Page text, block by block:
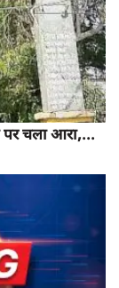
पर चला आरा,...